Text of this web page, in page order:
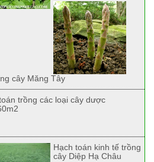
cây Măng Tây
trồng các loại cây dược
Hạch toán kinh tế trồng
cây Diệp Hạ Châu